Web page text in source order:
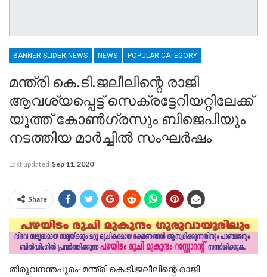
BANNER SLIDER NEWS NEWS POPULAR CATEGORY
മന്ത്രി കെ.ടി.ജലീലിന്റെ രാജി
ആവശ്യപ്പെട്ട് സെക്രട്ടേറിയറ്റിലേക്ക്
യൂത്ത് കോൺഗ്രസും ബിജെപിയും
നടത്തിയ മാർച്ചിൽ സംഘർഷം
Last updated Sep 11, 2020
Share
തിരുവനന്തപുരം∙ മന്ത്രി കെ.ടി.ജലീലിന്റെ രാജി